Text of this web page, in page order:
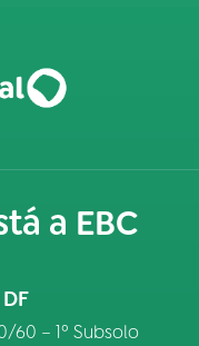
a EBC
60 – 1º Subsolo